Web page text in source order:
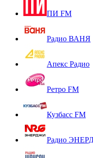
ПИ FM
Радио ВАНЯ
Апекс Радио
Ретро FM
Кузбасс FM
Радио